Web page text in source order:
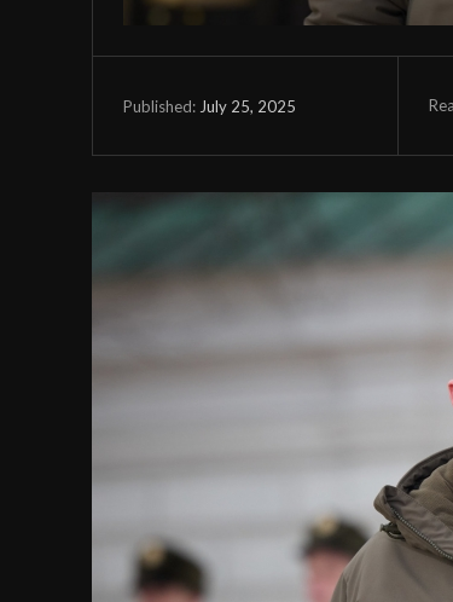
Published: July 25, 2025